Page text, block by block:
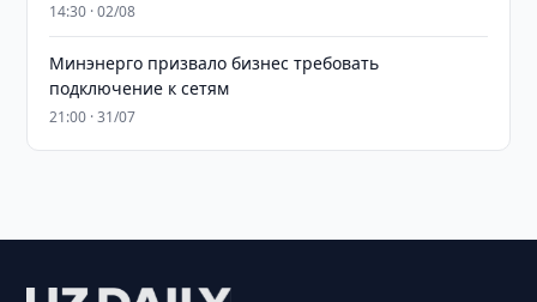
14:30 · 02/08
Минэнерго призвало бизнес требовать
подключение к сетям
21:00 · 31/07